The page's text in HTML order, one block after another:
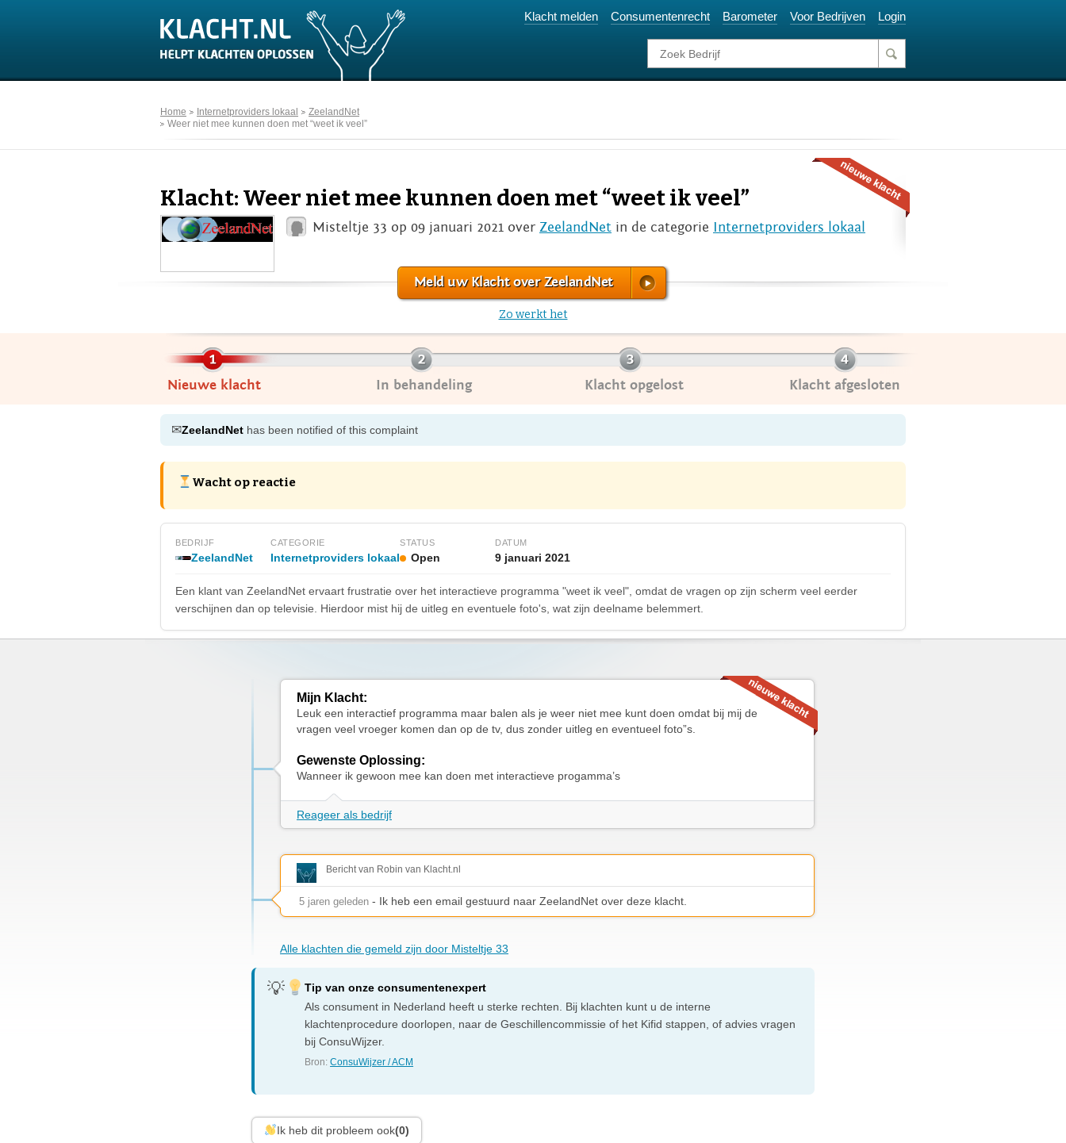
Klacht melden Consumentenrecht Barometer Voor Bedrijven Login
Home Internetproviders lokaal
ZeelandNet
Weer niet mee kunnen doen met “weet ik veel”
Klacht: Weer niet mee kunnen doen met “weet ik veel”
Misteltje 33 op 09 januari 2021 over ZeelandNet in de categorie Internetproviders lokaal
Meld uw Klacht over ZeelandNet
Zo werkt het
Nieuwe klacht In behandeling Klacht opgelost Klacht afgesloten
✉ZeelandNet has been notified of this complaint
Wacht op reactie
BEDRIJF
ZeelandNet
CATEGORIE
Internetproviders lokaal
STATUS
Open
DATUM
9 januari 2021
Een klant van ZeelandNet ervaart frustratie over het interactieve programma "weet ik veel", omdat de vragen op zijn scherm veel eerder
verschijnen dan op televisie. Hierdoor mist hij de uitleg en eventuele foto's, wat zijn deelname belemmert.
Mijn Klacht:
Leuk een interactief programma maar balen als je weer niet mee kunt doen omdat bij mij de
vragen veel vroeger komen dan op de tv, dus zonder uitleg en eventueel foto”s.
Gewenste Oplossing:
Wanneer ik gewoon mee kan doen met interactieve progamma’s
Reageer als bedrijf
Bericht van Robin van Klacht.nl
5 jaren geleden - Ik heb een email gestuurd naar ZeelandNet over deze klacht.
Alle klachten die gemeld zijn door Misteltje 33
Tip van onze consumentenexpert
Als consument in Nederland heeft u sterke rechten. Bij klachten kunt u de interne
klachtenprocedure doorlopen, naar de Geschillencommissie of het Kifid stappen, of advies vragen
bij ConsuWijzer.
Bron:ConsuWijzer / ACM
Ik heb dit probleem ook(0)